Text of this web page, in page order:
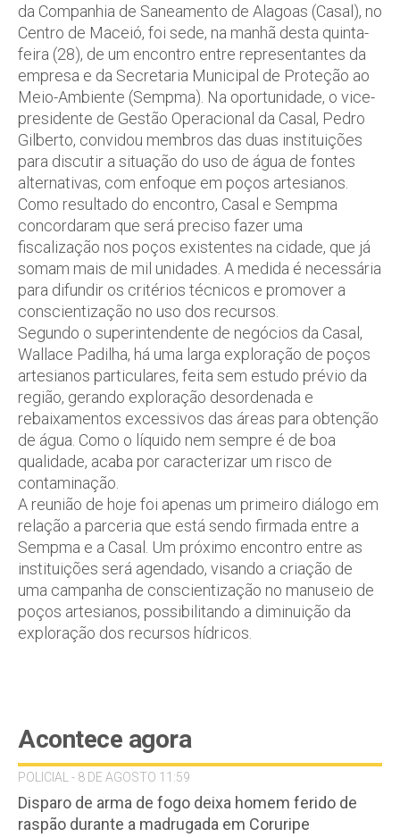
da Companhia de Saneamento de Alagoas (Casal), no
Centro de Maceió, foi sede, na manhã desta quinta-
feira (28), de um encontro entre representantes da
empresa e da Secretaria Municipal de Proteção ao
Meio-Ambiente (Sempma). Na oportunidade, o vice-
presidente de Gestão Operacional da Casal, Pedro
Gilberto, convidou membros das duas instituições
para discutir a situação do uso de água de fontes
alternativas, com enfoque em poços artesianos.
Como resultado do encontro, Casal e Sempma
concordaram que será preciso fazer uma
fiscalização nos poços existentes na cidade, que já
somam mais de mil unidades. A medida é necessária
para difundir os critérios técnicos e promover a
conscientização no uso dos recursos.
Segundo o superintendente de negócios da Casal,
Wallace Padilha, há uma larga exploração de poços
artesianos particulares, feita sem estudo prévio da
região, gerando exploração desordenada e
rebaixamentos excessivos das áreas para obtenção
de água. Como o líquido nem sempre é de boa
qualidade, acaba por caracterizar um risco de
contaminação.
A reunião de hoje foi apenas um primeiro diálogo em
relação a parceria que está sendo firmada entre a
Sempma e a Casal. Um próximo encontro entre as
instituições será agendado, visando a criação de
uma campanha de conscientização no manuseio de
poços artesianos, possibilitando a diminuição da
exploração dos recursos hídricos.
Acontece agora
POLICIAL - 8 DE AGOSTO 11:59
Disparo de arma de fogo deixa homem ferido de
raspão durante a madrugada em Coruripe